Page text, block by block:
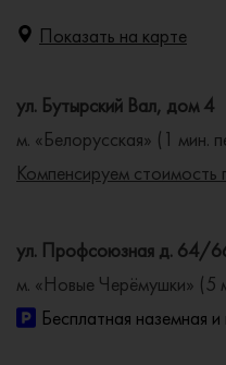
Показать на карте
ул. Бутырский Вал, дом 4
м. «Белорусская» (1 мин.
Компенсируем стоимость
ул. Профсоюзная д. 64/
м. «Новые Черёмушки» (5
Бесплатная наземная